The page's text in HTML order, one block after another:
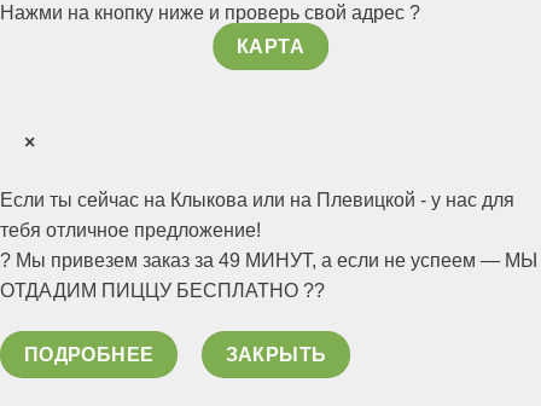
Нажми на кнопку ниже и проверь свой адрес ?
КАРТА
×
Если ты сейчас на Клыкова или на Плевицкой - у нас для
тебя отличное предложение!
? Мы привезем заказ за 49 МИНУТ, а если не успеем — МЫ
ОТДАДИМ ПИЦЦУ БЕСПЛАТНО ??
ПОДРОБНЕЕ ЗАКРЫТЬ